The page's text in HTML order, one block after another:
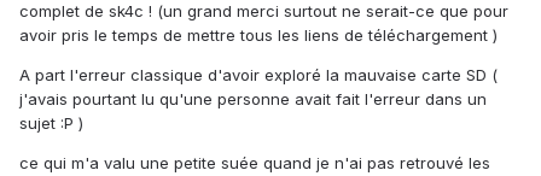
complet de sk4c ! (un grand merci surtout ne serait-ce que pour
avoir pris le temps de mettre tous les liens de téléchargement )
A part l'erreur classique d'avoir exploré la mauvaise carte SD (
j'avais pourtant lu qu'une personne avait fait l'erreur dans un
sujet :P )
ce qui m'a valu une petite suée quand je n'ai pas retrouvé les